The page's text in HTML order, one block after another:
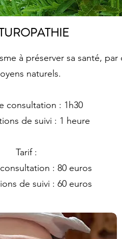
à préserver sa santé, par
naturels.
consultation : 1h30
de suivi : 1 heure
Tarif :
: 80 euros
de suivi : 60 euros